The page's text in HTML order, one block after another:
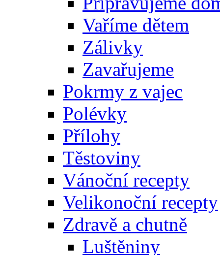
Vaříme dětem
Zálivky
Zavařujeme
Pokrmy z vajec
Polévky
Přílohy
Těstoviny
Vánoční recepty
Velikonoční recepty
Zdravě a chutně
Luštěniny